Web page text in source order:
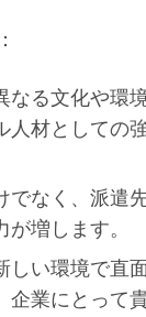
なる文化や環
人材としての
でなく、派遣
増します。
しい環境で直
業にとって貴